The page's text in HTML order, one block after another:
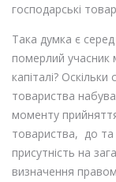
господарські
Така думка є
померлий учасник
капіталі?
товариства
моменту
товариства, до та
присутність на
визначення